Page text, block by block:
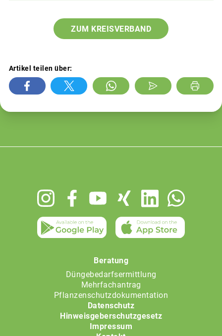
ZUM KREISVERBAND
Artikel teilen über:
Beratung
Düngebedarfsermittlung
Mehrfachantrag
Pflanzenschutzdokumentation
Datenschutz
Hinweisgeberschutzgesetz
Impressum